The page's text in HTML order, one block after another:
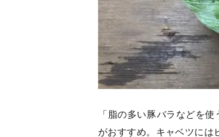
「脂の多い豚バラなどを
がおすすめ。キャベツには